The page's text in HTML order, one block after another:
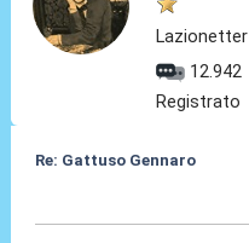
Lazionetter
12.942
Registrato
Re: Gattuso Gennaro